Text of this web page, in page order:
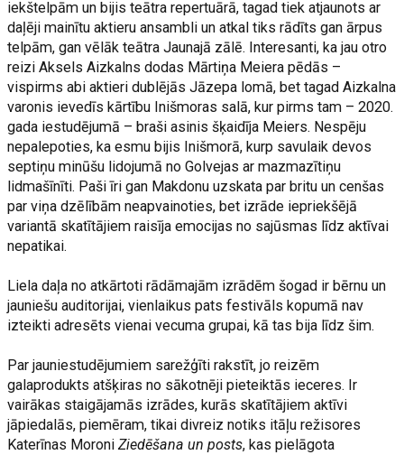
iekštelpām un bijis teātra repertuārā, tagad tiek atjaunots ar
daļēji mainītu aktieru ansambli un atkal tiks rādīts gan ārpus
telpām, gan vēlāk teātra Jaunajā zālē. Interesanti, ka jau otro
reizi Aksels Aizkalns dodas Mārtiņa Meiera pēdās –
vispirms abi aktieri dublējās Jāzepa lomā, bet tagad Aizkalna
varonis ievedīs kārtību Inišmoras salā, kur pirms tam – 2020.
gada iestudējumā – braši asinis šķaidīja Meiers. Nespēju
nepalepoties, ka esmu bijis Inišmorā, kurp savulaik devos
septiņu minūšu lidojumā no Golvejas ar mazmazītiņu
lidmašīnīti. Paši īri gan Makdonu uzskata par britu un cenšas
par viņa dzēlībām neapvainoties, bet izrāde iepriekšējā
variantā skatītājiem raisīja emocijas no sajūsmas līdz aktīvai
nepatikai.
Liela daļa no atkārtoti rādāmajām izrādēm šogad ir bērnu un
jauniešu auditorijai, vienlaikus pats festivāls kopumā nav
izteikti adresēts vienai vecuma grupai, kā tas bija līdz šim.
Par jauniestudējumiem sarežģīti rakstīt, jo reizēm
galaprodukts atšķiras no sākotnēji pieteiktās ieceres. Ir
vairākas staigājamās izrādes, kurās skatītājiem aktīvi
jāpiedalās, piemēram, tikai divreiz notiks itāļu režisores
Katerīnas MoroniZiedēšana un posts, kas pielāgota